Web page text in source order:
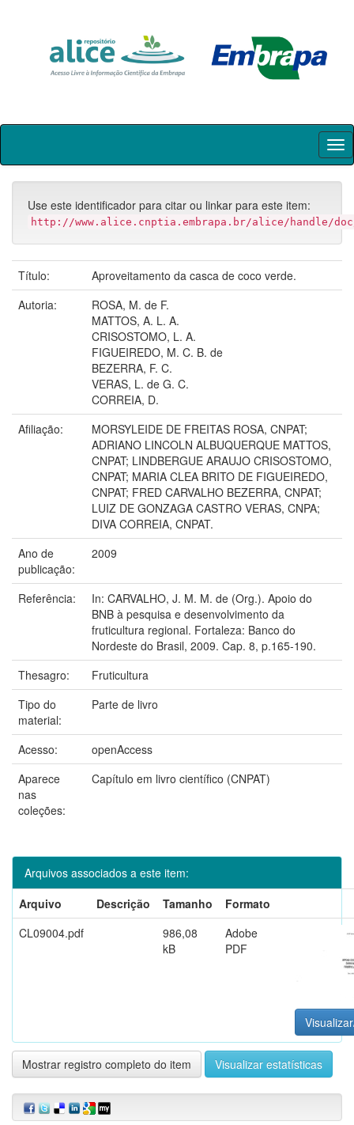
Skip
Use este identificador para citar ou linkar para este item:
http://www.alice.cnptia.embrapa.br/alice/handle/
Título:
Aproveitamento da casca de coco verde.
Autoria:
ROSA, M. de F.
MATTOS, A. L. A.
CRISOSTOMO, L. A.
FIGUEIREDO, M. C. B. de
BEZERRA, F. C.
VERAS, L. de G. C.
CORREIA, D.
Afiliação:
MORSYLEIDE DE FREITAS ROSA, CNPAT;
ADRIANO LINCOLN ALBUQUERQUE MATTOS,
CNPAT; LINDBERGUE ARAUJO CRISOSTOMO,
CNPAT; MARIA CLEA BRITO DE FIGUEIREDO,
CNPAT; FRED CARVALHO BEZERRA, CNPAT;
LUIZ DE GONZAGA CASTRO VERAS, CNPA;
DIVA CORREIA, CNPAT.
Ano de
publicação:
2009
Referência:
In: CARVALHO, J. M. M. de (Org.). Apoio do
BNB à pesquisa e desenvolvimento da
fruticultura regional. Fortaleza: Banco do
Nordeste do Brasil, 2009. Cap. 8, p.165-190.
Thesagro:
Fruticultura
Tipo do
material:
Parte de livro
Acesso:
openAccess
Aparece
nas
coleções:
Capítulo em livro científico (CNPAT)
Arquivos associados a este item:
Arquivo
Descrição Tamanho
Formato
CL09004.pdf
986,08
kB
Adobe
PDF
Mostrar registro completo do item Visualizar estatísticas